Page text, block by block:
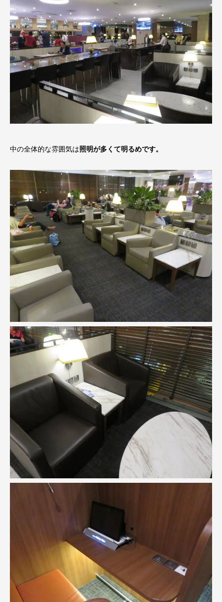
中の全体的な雰囲気は照明が多くて明るめです。